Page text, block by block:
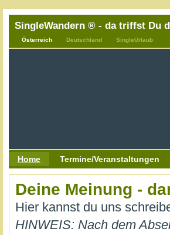
SingleWandern ® - da triffst Du
Österreich Deutschland SingleUrlaub
Home Termine/Veranstaltungen
Deine Meinung -
Hier kannst du uns
HINWEIS: Nach dem